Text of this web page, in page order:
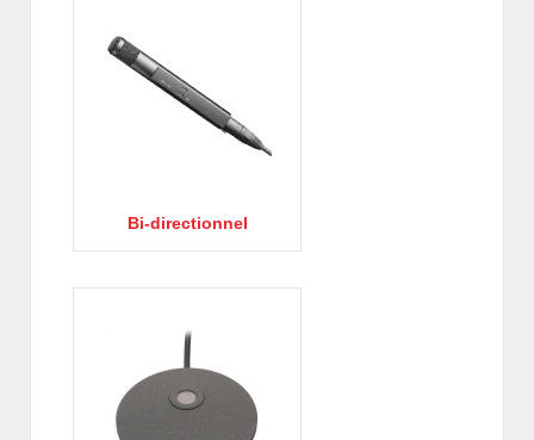
Bi-directionnel